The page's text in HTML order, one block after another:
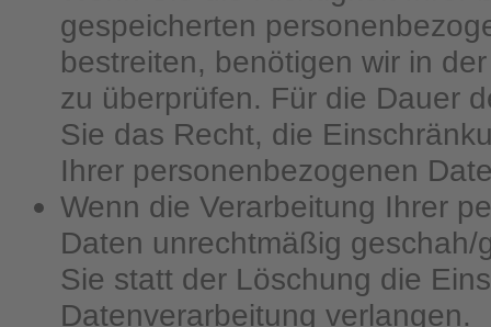
gespeicherten
bestreiten, benötigen wir in
zu überprüfen. Für die Dauer
Sie das Recht, die
Ihrer personenbezogenen
Wenn die Verarbeitung Ihrer
Daten unrechtmäßig
Sie statt der Löschung die
Datenverarbeitung verlangen.